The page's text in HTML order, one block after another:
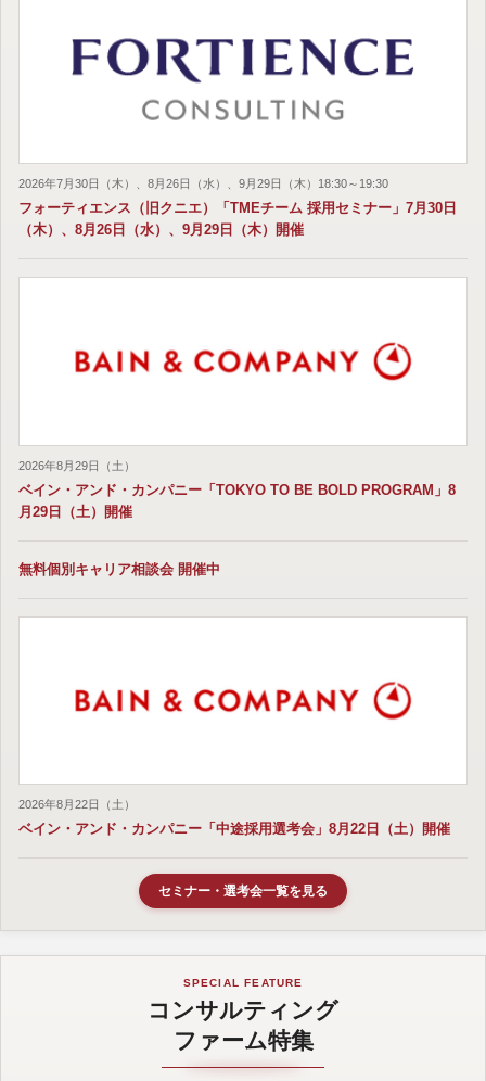
2026年7月30日（木）、8月26日（水）、9月29日（木）18:30～19:30
フォーティエンス（旧クニエ）「TMEチーム 採用セミナー」7月30日
（木）、8月26日（水）、9月29日（木）開催
2026年8月29日（土）
ベイン・アンド・カンパニー「TOKYO TO BE BOLD PROGRAM」8
月29日（土）開催
無料個別キャリア相談会 開催中
2026年8月22日（土）
ベイン・アンド・カンパニー「中途採用選考会」8月22日（土）開催
セミナー・選考会一覧を見る
SPECIAL FEATURE
コンサルティング
ファーム特集